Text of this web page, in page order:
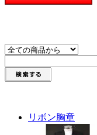
リボン胸章